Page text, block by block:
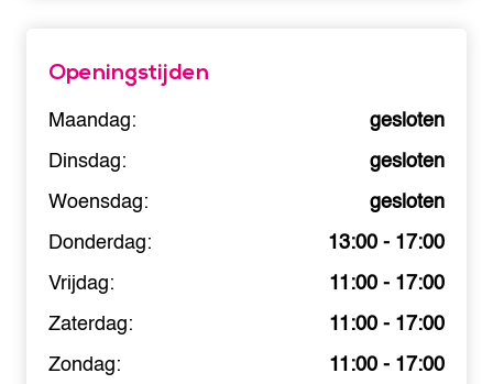
Openingstijden
Maandag:
gesloten
Dinsdag:
gesloten
Woensdag:
gesloten
Donderdag:
13:00 - 17:00
Vrijdag:
11:00 - 17:00
Zaterdag:
11:00 - 17:00
Zondag:
11:00 - 17:00